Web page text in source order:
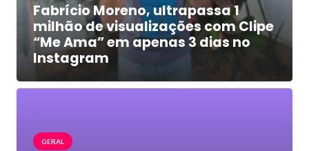
Fabrício Moreno, ultrapassa 1
milhão de visualizações com Clipe
“Me Ama” em apenas 3 dias no
Instagram
GERAL